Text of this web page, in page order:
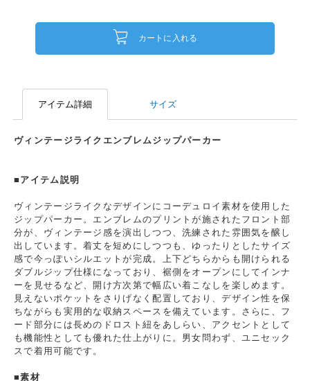
カートに入れる
アイテム詳細 サイズ
ヴィンテージライクエンブレムジップパーカー
■アイテム説明
ヴィンテージライクなデザインにコーデュロイ素材を使用した
ジップパーカー。エンブレムのプリントが施されたフロント部
分が、ヴィンテージ感を演出しつつ、洗練された雰囲気を醸し
出しています。着丈を短めにしつつも、ゆったりとしたサイズ
感で今っぽいシルエットが完成。上下どちらからも開けられる
ダブルジップ仕様になっており、裾側をオープンにしてインナ
ーを見せるなど、開け方次第で幅広い着こなしを楽しめます。
見えないポケットをさりげなく配置しており、デザイン性を保
ちながらも実用的な収納スペースを備えています。さらに、フ
ード部分には長めのドロスト紐をあしらい、アクセントとして
も機能性としても優れた仕上がりに。男女問わず、ユニセック
スで着用可能です。
■素材